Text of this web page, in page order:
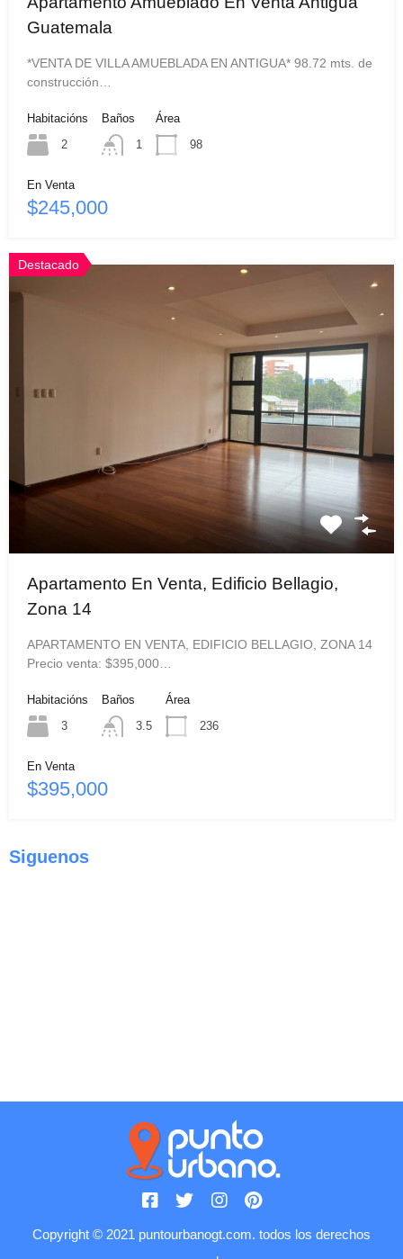
Guatemala
*VENTA DE VILLA AMUEBLADA EN ANTIGUA* 98.72 mts. de
construcción…
Habitacións
2
Baños
1
Área
98
En Venta
$245,000
Destacado
Apartamento En Venta, Edificio Bellagio,
Zona 14
APARTAMENTO EN VENTA, EDIFICIO BELLAGIO, ZONA 14
Precio venta: $395,000…
Habitacións
3
Baños
3.5
Área
236
En Venta
$395,000
Siguenos
Copyright © 2021 puntourbanogt.com. todos los derechos